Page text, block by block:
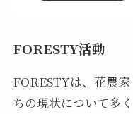
FORESTY活動
FORESTYは、花農
ちの現状について多